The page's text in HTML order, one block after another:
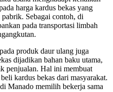
harga kardus bekas yang
Sebagai contoh, di
pada transportasi limbah
produk daur ulang juga
dijadikan bahan baku utama,
penjualan. Hal ini membuat
kardus bekas dari masyarakat.
Manado memilih bekerja sama